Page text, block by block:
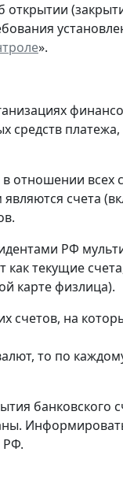
».
средств
отношении всех
счета
РФ
текущие
карте физлица).
счетов, на
то по
банковского
РФ.